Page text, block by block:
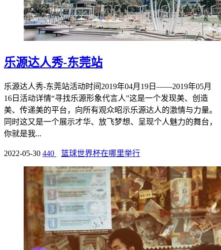
乐源达人秀-东莞站
乐源达人秀-东莞站活动时间2019年04月19日——2019年05月
16日活动详情“寻找乐源形象代言人”这是一个发现美、创造
美、传递美的平台，向所有观众昭示乐源达人的激情与力量。
同时这又是一个展示才华、放飞梦想、呈现个人魅力的舞台，
你就是我...
2022-05-30 440 篮球世界杯在哪里举行